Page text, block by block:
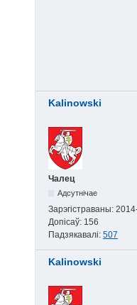
Kalinowski
Чалец
Адсутнічае
Зарэгістраваны:
Допісаў: 156
Падзякавалі: 507
Kalinowski